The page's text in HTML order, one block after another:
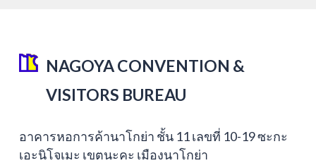
NAGOYA CONVENTION &
VISITORS BUREAU
อาคารหอการค้านาโกย่า ชั้น 11 เลขที่ 10-19 ซะกะ
เอะนิโจเมะ เขตนะคะ เมืองนาโกย่า